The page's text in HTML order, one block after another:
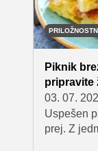
Piknik
pripravite
03. 07.
Uspešen
prej. Z